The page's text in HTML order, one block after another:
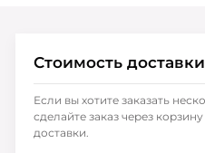
Стоимость доставки
Если вы хотите заказать
сделайте заказ через
доставки.